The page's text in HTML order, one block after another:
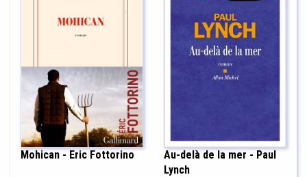
Mohican - Eric Fottorino
Au-delà de la mer - Paul
Lynch